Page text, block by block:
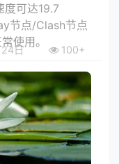
度可达19.7
节点/Clash节点
使用。
日 100+